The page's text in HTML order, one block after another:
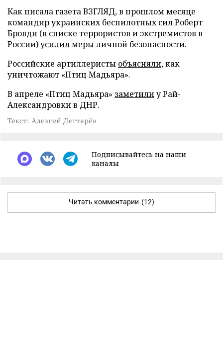
Как писала газета ВЗГЛЯД, в прошлом месяце
командир украинских беспилотных сил Роберт
Бровди (в списке террористов и экстремистов в
России)усилилмеры личной безопасности.
Российские артиллеристы объясняли, как
уничтожают «Птиц Мадьяра».
В апреле «Птиц Мадьяра» заметилиу Рай-
Александровки в ДНР.
Текст: Алексей Дегтярёв
Подписывайтесь на наши
каналы
Читать комментарии (12)